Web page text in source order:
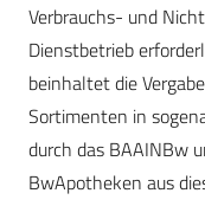
Verbrauchs- und
Dienstbetrieb
beinhaltet die
Sortimenten in
durch das BAAINBw
BwApotheken aus